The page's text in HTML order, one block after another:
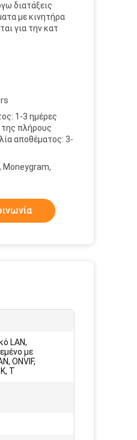
διατάξεις
με κινητήρα
για την κατ
1-3 ημέρες
πλήρους
αποθέματος: 3-
Moneygram,
LAN,
με
ONVIF,
T